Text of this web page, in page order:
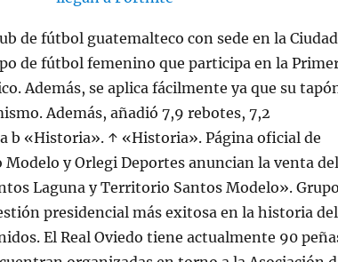
de fútbol guatemalteco con sede en la Ciudad
de fútbol femenino que participa en la
Además, se aplica fácilmente ya que su
Además, añadió 7,9 rebotes, 7,2
b «Historia». ↑ «Historia». Página oficial de
Modelo y Orlegi Deportes anuncian la venta del
Laguna y Territorio Santos Modelo».
presidencial más exitosa en la historia del
El Real Oviedo tiene actualmente 90